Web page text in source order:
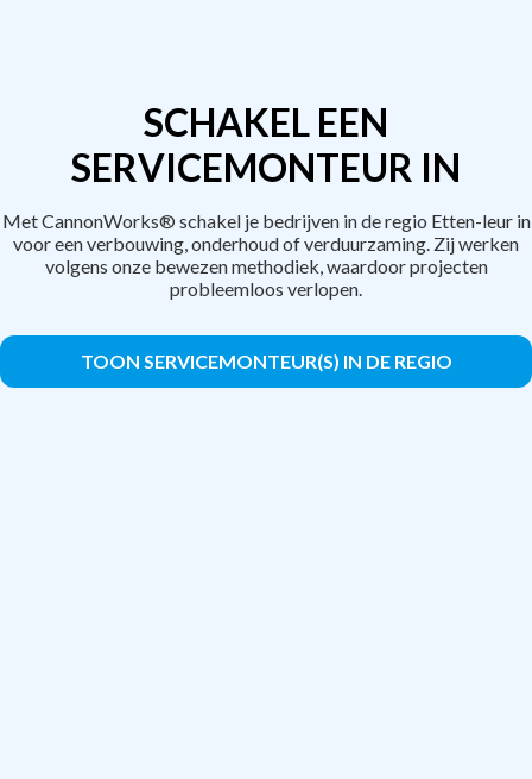
SCHAKEL EEN
SERVICEMONTEUR IN
Met CannonWorks® schakel je bedrijven in de regio Etten-leur in
voor een verbouwing, onderhoud of verduurzaming. Zij werken
volgens onze bewezen methodiek, waardoor projecten
probleemloos verlopen.
TOON SERVICEMONTEUR(S) IN DE REGIO